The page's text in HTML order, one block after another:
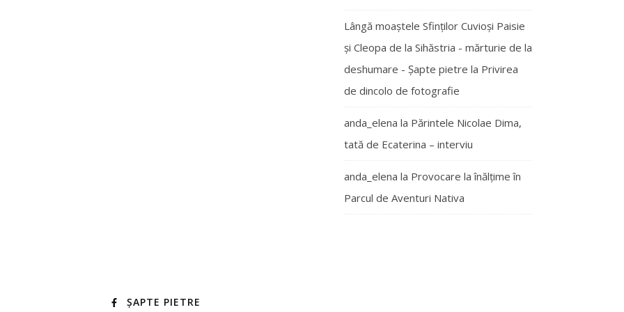
Lângă moaștele Sfinților Cuvioși Paisie
și Cleopa de la Sihăstria - mărturie de la
deshumare - Şapte pietre la Privirea
de dincolo de fotografie
anda_elena la Părintele Nicolae Dima,
tată de Ecaterina – interviu
anda_elena la Provocare la înălțime în
Parcul de Aventuri Nativa
ȘAPTE PIETRE